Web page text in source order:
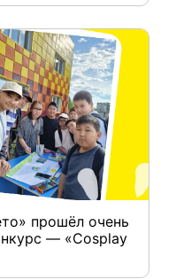
прошёл очень
— «Cosplay